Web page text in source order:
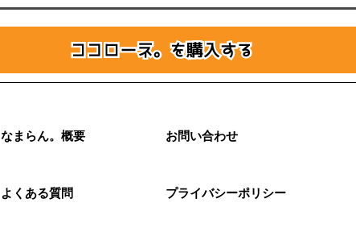
なまらん。概要
よくある質問
お問い合わせ
プライバシーポリシー